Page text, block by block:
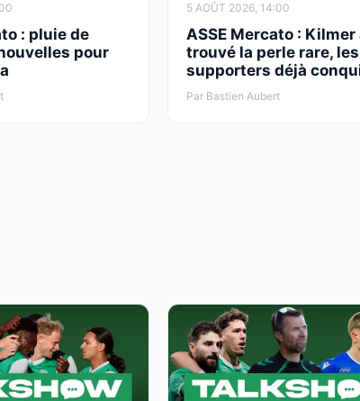
: pluie de
pour
5 AOÛT 2026, 14:00
ASSE Mercato : Kilmer
trouvé la perle rare, les
supporters déjà
Par Bastien Aubert